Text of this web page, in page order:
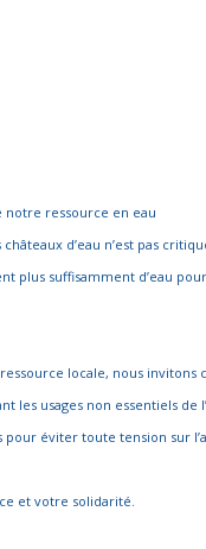
notre ressource en eau
d’eau n’est pas
plus suffisamment d’eau
locale, nous invitons
les usages non essentiels de
pour éviter toute tension sur
et votre solidarité.